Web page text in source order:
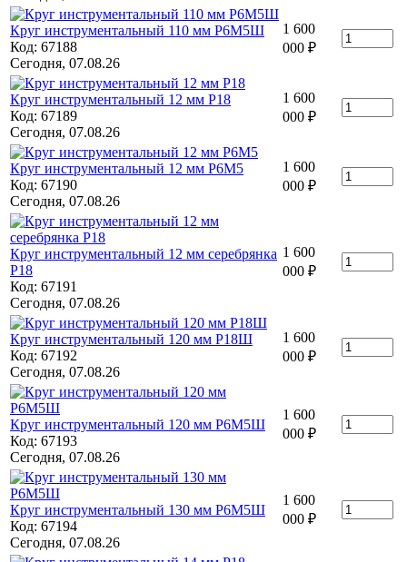
Круг инструментальный 110 мм Р6М5Ш
Код: 67188
Сегодня, 07.08.26
1 600
000 ₽
Круг инструментальный 12 мм Р18
Код: 67189
Сегодня, 07.08.26
1 600
000 ₽
Круг инструментальный 12 мм Р6М5
Код: 67190
Сегодня, 07.08.26
1 600
000 ₽
Круг инструментальный 12 мм серебрянка
Р18
Код: 67191
Сегодня, 07.08.26
1 600
000 ₽
Круг инструментальный 120 мм Р18Ш
Код: 67192
Сегодня, 07.08.26
1 600
000 ₽
Круг инструментальный 120 мм Р6М5Ш
Код: 67193
Сегодня, 07.08.26
1 600
000 ₽
Круг инструментальный 130 мм Р6М5Ш
Код: 67194
Сегодня, 07.08.26
1 600
000 ₽